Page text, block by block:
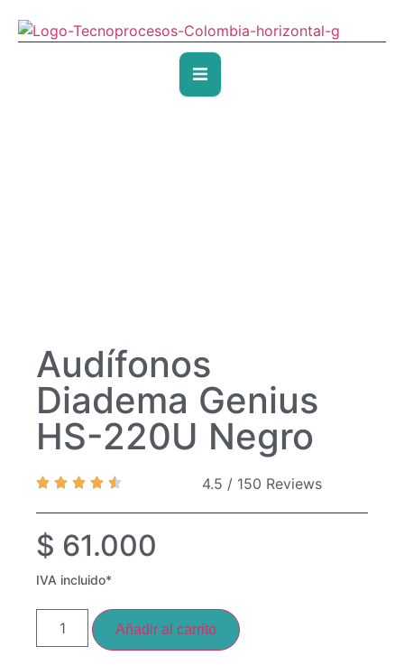
Audífonos
Diadema Genius
HS-220U Negro
4.5 / 150 Reviews
$ 61.000
IVA incluido*
Añadir al carrito